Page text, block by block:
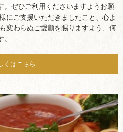
。ぜひご利用くださいますようお願
にご支援いただきましたこと、心よ
変わらぬご愛顧を賜りますよう、何
くはこちら